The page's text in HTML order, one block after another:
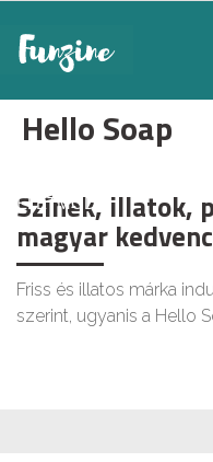
Hello Soap
ÉLETMÓD
Színek, illatok,
magyar
Friss és illatos márka
szerint, ugyanis a Hello